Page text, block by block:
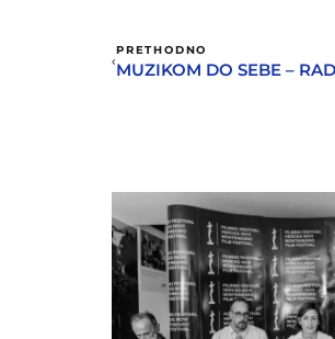
PRETHODNO
MUZIKOM DO SEBE –